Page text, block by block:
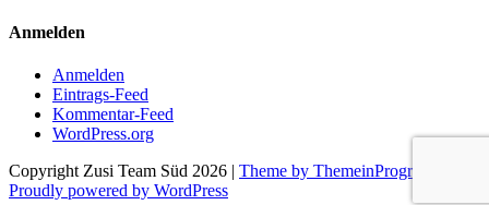
Anmelden
Anmelden
Eintrags-Feed
Kommentar-Feed
WordPress.org
Copyright Zusi Team Süd 2026 | Theme by ThemeinProgress
Proudly powered by WordPress